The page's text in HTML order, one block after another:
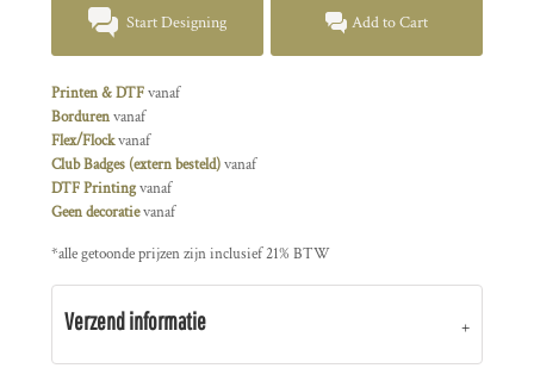
Start Designing Add to Cart
Printen & DTFvanaf
Bordurenvanaf
Flex/Flockvanaf
Club Badges (extern besteld)vanaf
DTF Printingvanaf
Geen decoratievanaf
*alle getoonde prijzen zijn inclusief 21% BTW
Verzend informatie